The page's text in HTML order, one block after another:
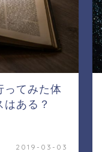
ってみた体
ある？
2019-03-03